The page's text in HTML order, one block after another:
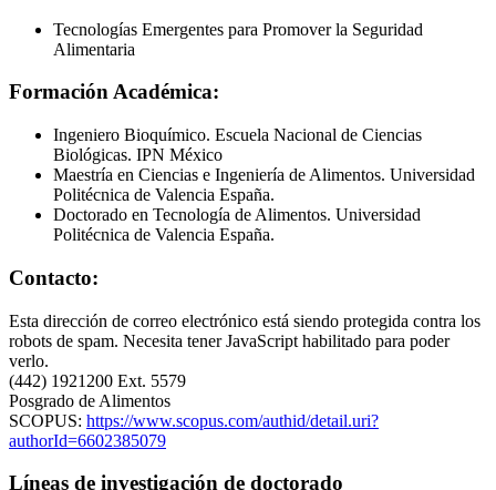
Tecnologías Emergentes para Promover la Seguridad
Alimentaria
Formación Académica:
Ingeniero Bioquímico. Escuela Nacional de Ciencias
Biológicas. IPN México
Maestría en Ciencias e Ingeniería de Alimentos. Universidad
Politécnica de Valencia España.
Doctorado en Tecnología de Alimentos. Universidad
Politécnica de Valencia España.
Contacto:
Esta dirección de correo electrónico está siendo protegida contra los
robots de spam. Necesita tener JavaScript habilitado para poder
verlo.
(442) 1921200 Ext. 5579
Posgrado de Alimentos
SCOPUS: https://www.scopus.com/authid/detail.uri?
authorId=6602385079
Líneas de investigación de doctorado